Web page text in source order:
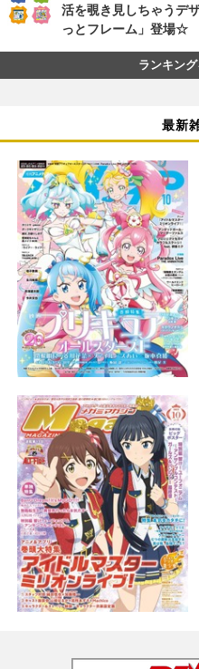
活を覗き見しちゃうデ
っとフレーム」登場☆
ランキン
最新